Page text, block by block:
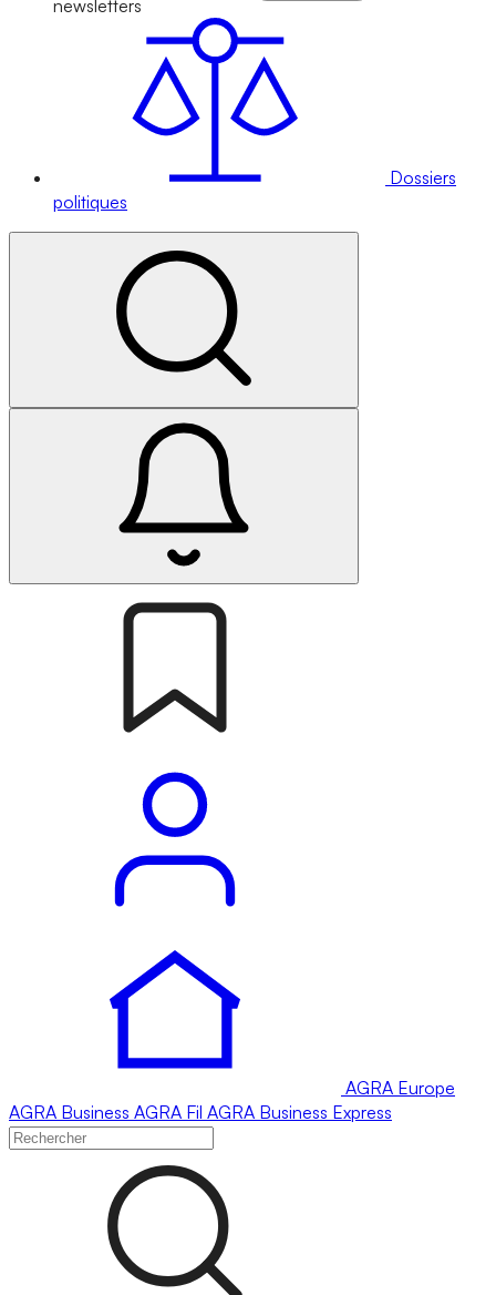
newsletters
Dossiers
politiques
AGRA Europe
AGRA Business AGRA Fil AGRA Business Express